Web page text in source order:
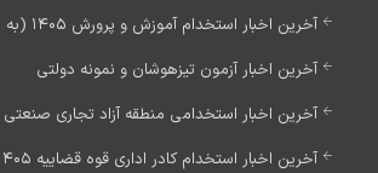
آخرین اخبار استخدام آموزش و پرورش 1405 (به زودی)
آخرین اخبار آزمون تیزهوشان و نمونه دولتی
آخرین اخبار استخدامی منطقه آزاد تجاری صنعتی 1405
آخرین اخبار استخدام کادر اداری قوه قضاییه 1405 (به زودی)